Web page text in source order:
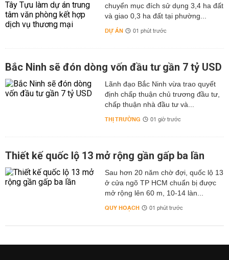
chuyển mục đích sử dụng 3,4 ha đất
và giao 0,3 ha đất tại phường...
DỰ ÁN 01 phút trước
Bắc Ninh sẽ đón dòng vốn đầu tư gần 7 tỷ USD
Lãnh đạo Bắc Ninh vừa trao quyết
định chấp thuận chủ trương đầu tư,
chấp thuận nhà đầu tư và...
THỊ TRƯỜNG 01 giờ trước
Thiết kế quốc lộ 13 mở rộng gần gấp ba lần
Sau hơn 20 năm chờ đợi, quốc lộ 13
ở cửa ngõ TP HCM chuẩn bị được
mở rộng lên 60 m, 10-14 làn...
QUY HOẠCH 01 phút trước